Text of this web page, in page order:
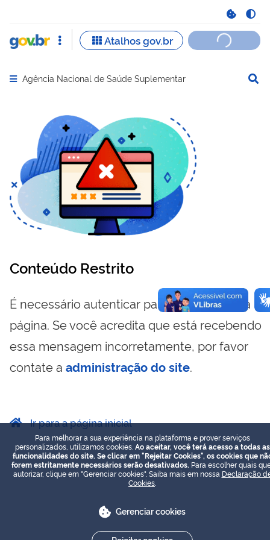
Abrir menu principal de navegação
Agência Nacional de Saúde Suplementar
Conteúdo Restrito
É necessário autenticar para visualizar essa
página. Se você acredita que está recebendo
essa mensagem incorretamente, por favor
contate a administração do site.
Ir para a página inicial
Para melhorar a sua experiência na plataforma e prover serviços
personalizados, utilizamos cookies. Ao aceitar, você terá acesso a todas as
funcionalidades do site. Se clicar em "Rejeitar Cookies", os cookies que
forem estritamente necessários serão desativados. Para escolher quais
autorizar, clique em "Gerenciar cookies". Saiba mais em nossa Declaração
Cookies
Gerenciar cookies